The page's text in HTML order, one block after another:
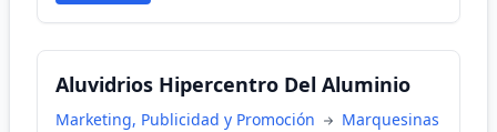
Aluvidrios Hipercentro Del Aluminio
Marketing, Publicidad y Promoción
Marquesinas